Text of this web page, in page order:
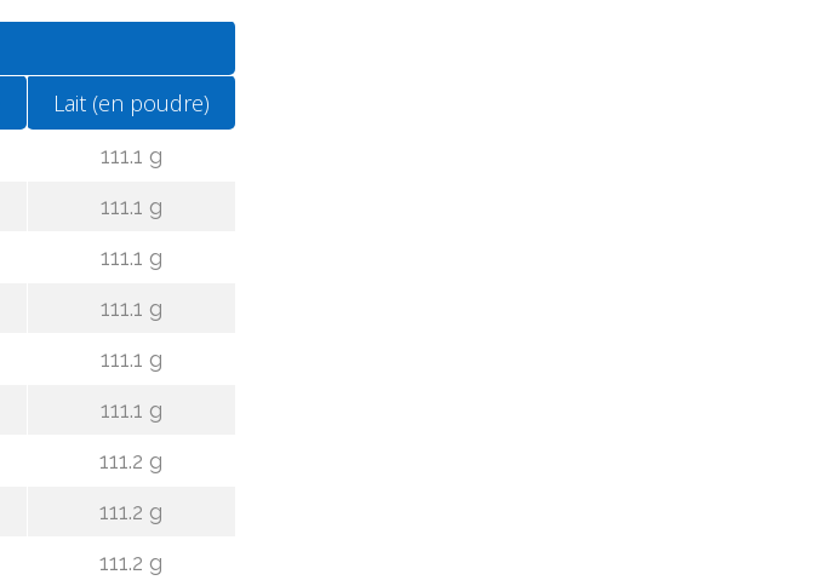
Lait (en poudre)
111.1 g
111.1 g
111.1 g
111.1 g
111.1 g
111.1 g
111.2 g
111.2 g
111.2 g